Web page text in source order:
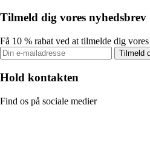
Tilmeld dig vores nyhedsbrev
Få 10 % rabat ved at tilmelde dig
Tilmeld
Hold kontakten
Find os på sociale medier